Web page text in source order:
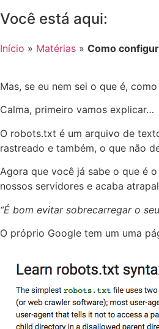
Você está aqui:
Início » Matérias » Como
Mas, se eu nem sei o que é,
Calma, primeiro vamos explicar…
O robots.txt é um arquivo de
rastreado e também, o que não
Agora que você já sabe o que é
nossos servidores e acaba
“É bom evitar sobrecarregar o
O próprio Google tem um uma